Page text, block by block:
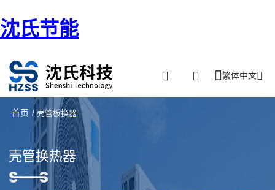
沈氏节能
繁体中文
首页 / 壳管板换器
壳管换热器